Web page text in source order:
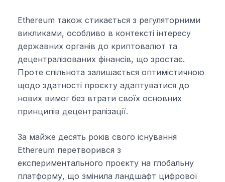
Ethereum також стикається з регуляторними
викликами, особливо в контексті інтересу
державних органів до криптовалют та
децентралізованих фінансів, що зростає.
Проте спільнота залишається оптимістичною
щодо здатності проєкту адаптуватися до
нових вимог без втрати своїх основних
принципів децентралізації.
За майже десять років свого існування
Ethereum перетворився з
експериментального проєкту на глобальну
платформу, що змінила ландшафт цифрової